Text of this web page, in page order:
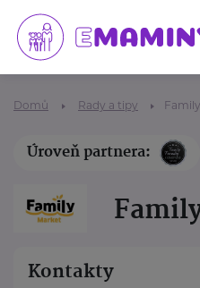
Domů Rady a tipy
Úroveň partnera:
Kontakty